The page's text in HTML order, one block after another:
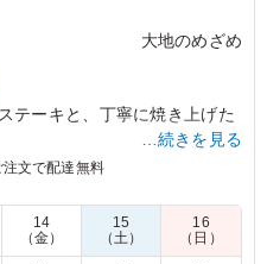
大地のめざめ
テーキと、丁寧に焼き上げた
な方にもおすすめです。
し分なかったです。強いて
…続きを見る
注文で配達無料
14
（金）
15
（土）
16
（日）